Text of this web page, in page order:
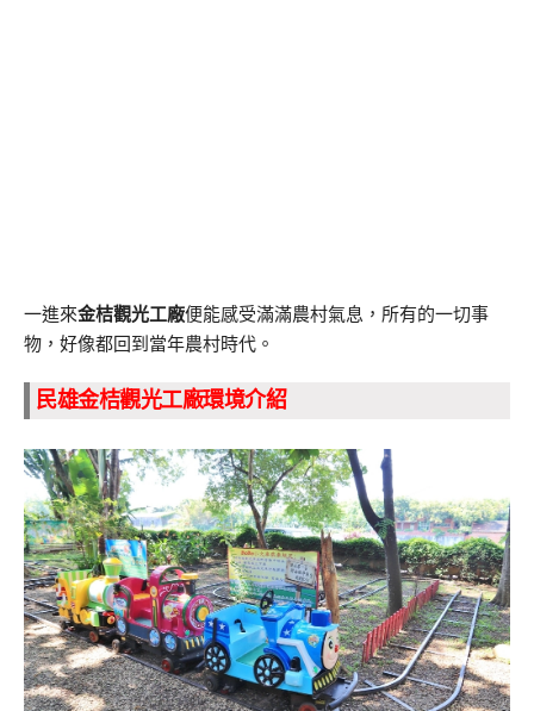
一進來金桔觀光工廠便能感受滿滿農村氣息，所有的一切事
物，好像都回到當年農村時代。
民雄金桔觀光工廠環境介紹